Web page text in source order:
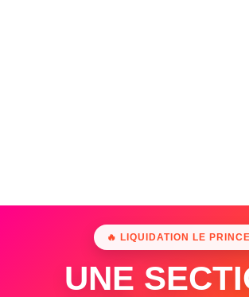
🔥 LIQUIDATION LE PRINCE
UNE